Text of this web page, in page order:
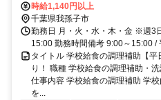
時給1,140円以上
千葉県我孫子市
勤務日 月・火・水・木・金 ※週3
15:00 勤務時間備考 9:00～15:00 /
タイトル 学校給食の調理補助【
り！ 職種 学校給食の調理補助・
仕事内容 学校給食の調理補助 学
を...